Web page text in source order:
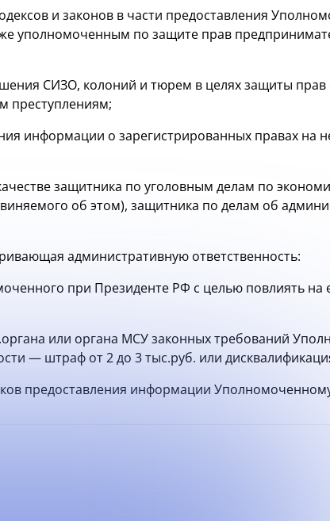
и законов в части предоставления
уполномоченным по защите прав
СИЗО, колоний и тюрем в целях защиты
преступлениям;
информации о зарегистрированных правах на
защитника по уголовным делам по
об этом), защитника по делам об
административную ответственность:
при Президенте РФ с целью повлиять
или органа МСУ законных требований
— штраф от 2 до 3 тыс.руб. или
предоставления информации